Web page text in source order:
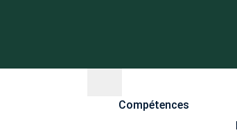
Compétences